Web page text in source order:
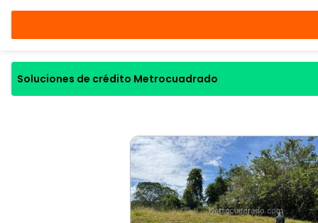
Soluciones de crédito Metrocuadrado